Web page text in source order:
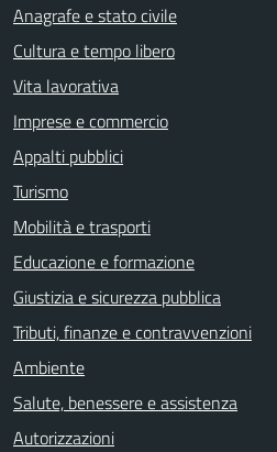
Anagrafe e stato civile
Cultura e tempo libero
Vita lavorativa
Imprese e commercio
Appalti pubblici
Turismo
Mobilità e trasporti
Educazione e formazione
Giustizia e sicurezza pubblica
Tributi, finanze e contravvenzioni
Ambiente
Salute, benessere e assistenza
Autorizzazioni